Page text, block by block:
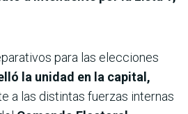
para las elecciones
la unidad en la capital,
a las distintas fuerzas internas